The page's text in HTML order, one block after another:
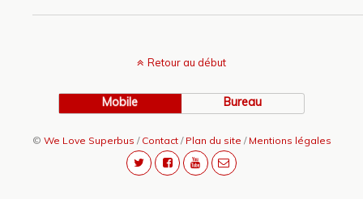
Retour au début
Mobile Bureau
© We Love Superbus / Contact/ Plan du site / Mentions légales